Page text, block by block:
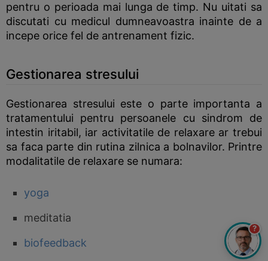
pentru o perioada mai lunga de timp. Nu uitati sa
discutati cu medicul dumneavoastra inainte de a
incepe orice fel de antrenament fizic.
Gestionarea stresului
Gestionarea stresului este o parte importanta a
tratamentului pentru persoanele cu sindrom de
intestin iritabil, iar activitatile de relaxare ar trebui
sa faca parte din rutina zilnica a bolnavilor. Printre
modalitatile de relaxare se numara:
yoga
meditatia
biofeedback
?